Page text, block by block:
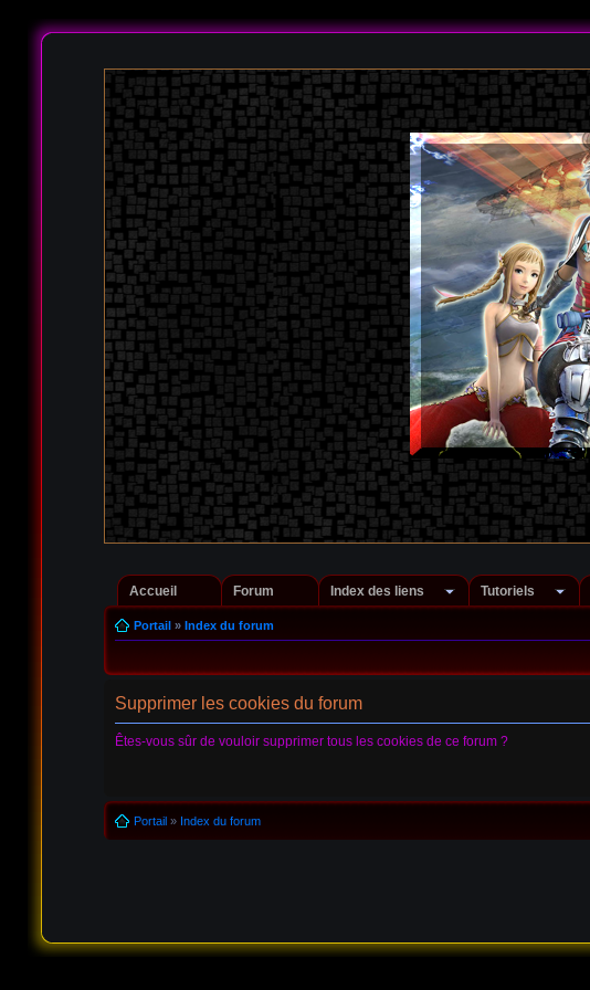
Accueil Forum Index des liens Tutoriels
Portail» Index du forum
Supprimer les cookies du forum
Êtes-vous sûr de vouloir supprimer tous les cookies de ce forum ?
Portail» Index du forum